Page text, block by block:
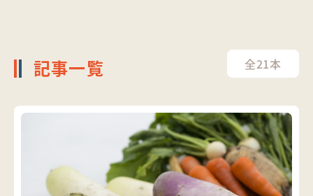
記事一覧 全21本